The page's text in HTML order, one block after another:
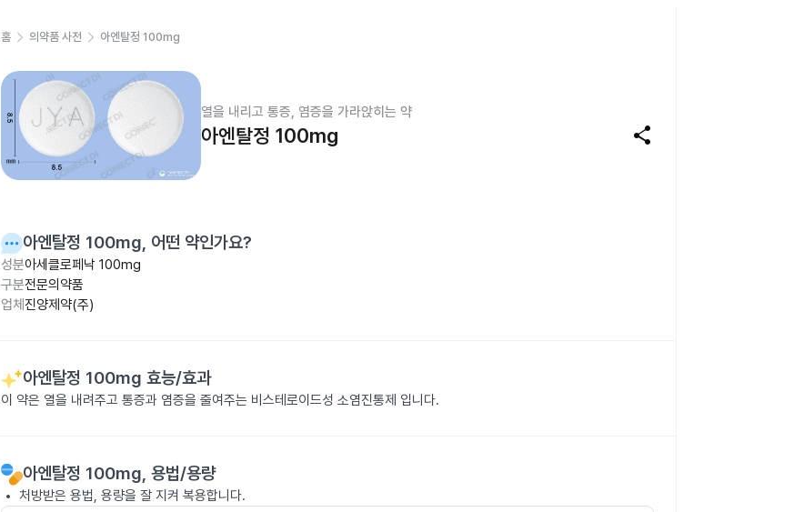
홈 의약품 사전 아엔탈정 100mg
열을 내리고 통증, 염증을 가라앉히는 약
아엔탈정 100mg share
아엔탈정 100mg, 어떤 약인가요?
성분아세클로페낙 100mg
구분전문의약품
업체 진양제약(주)
아엔탈정 100mg 효능/효과
이 약은 열을 내려주고 통증과 염증을 줄여주는 비스테로이드성 소염진통제 입니다.
아엔탈정 100mg, 용법/용량
처방받은 용법, 용량을 잘 지켜 복용합니다.